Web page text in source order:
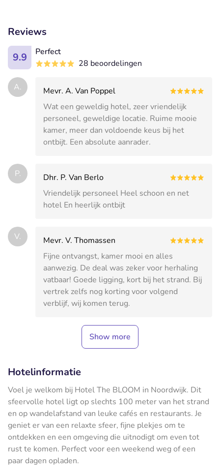
Reviews
9.9
Perfect
28 beoordelingen
A.
Mevr. A. Van Poppel
Wat een geweldig hotel, zeer vriendelijk
personeel, geweldige locatie. Ruime mooie
kamer, meer dan voldoende keus bij het
ontbijt. Een absolute aanrader.
P.
Dhr. P. Van Berlo
Vriendelijk personeel Heel schoon en net
hotel En heerlijk ontbijt
V.
Mevr. V. Thomassen
Fijne ontvangst, kamer mooi en alles
aanwezig. De deal was zeker voor herhaling
vatbaar! Goede ligging, kort bij het strand. Bij
vertrek zelfs nog korting voor volgend
verblijf, wij komen terug.
Show more
Hotelinformatie
Voel je welkom bij Hotel The BLOOM in Noordwijk. Dit
sfeervolle hotel ligt op slechts 100 meter van het strand
en op wandelafstand van leuke cafés en restaurants. Je
geniet er van een relaxte sfeer, fijne plekjes om te
ontdekken en een omgeving die uitnodigt om even tot
rust te komen. Perfect voor een weekend weg of een
paar dagen opladen.